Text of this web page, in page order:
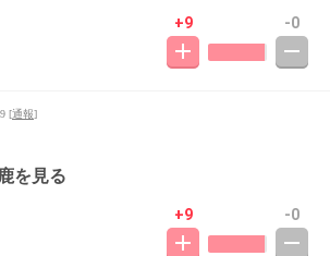
+9 -0
[通報]
を見る
+9 -0